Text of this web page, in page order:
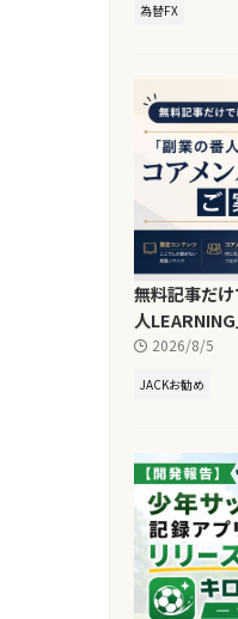
為替FX
無料記事だ
人
2026/8/5
JACKお勧め